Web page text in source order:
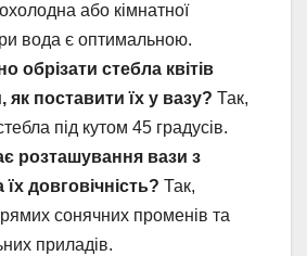
або кімнатної
вода є оптимальною.
обрізати стебла квітів
як поставити їх у вазу? Так,
під кутом 45 градусів.
розташування вази з
їх довговічність? Так,
сонячних променів та
приладів.